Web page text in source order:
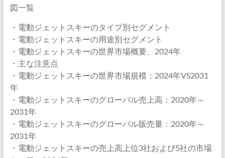
図一覧
・電動ジェットスキーのタイプ別セグメント
・電動ジェットスキーの用途別セグメント
・電動ジェットスキーの世界市場概要、2024年
・主な注意点
・電動ジェットスキーの世界市場規模：2024年VS2031
年
・電動ジェットスキーのグローバル売上高：2020年～
2031年
・電動ジェットスキーのグローバル販売量：2020年～
2031年
・電動ジェットスキーの売上高上位3社および5社の市場